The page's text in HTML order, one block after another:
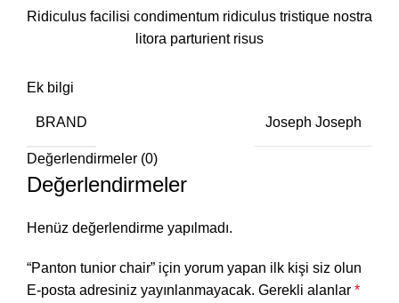
Ridiculus facilisi condimentum ridiculus tristique nostra
litora parturient risus
Ek bilgi
BRAND Joseph Joseph
Değerlendirmeler (0)
Değerlendirmeler
Henüz değerlendirme yapılmadı.
“Panton tunior chair” için yorum yapan ilk kişi siz olun
E-posta adresiniz yayınlanmayacak. Gerekli alanlar *